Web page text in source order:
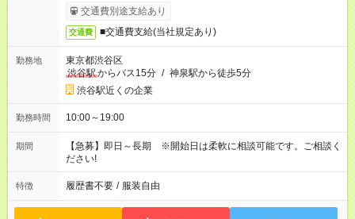
交通費別途支給あり
交通費 ■交通費支給(当社規定あり)
勤務地
東京都渋谷区
渋谷駅からバス15分 / 神泉駅から徒歩5分
渋谷駅近くの企業
勤務時間 10:00～19:00
期間
【急募】即日～長期 ※開始日は柔軟に相談可能です。ご相談く
ださい!
特徴 履歴書不要 / 服装自由